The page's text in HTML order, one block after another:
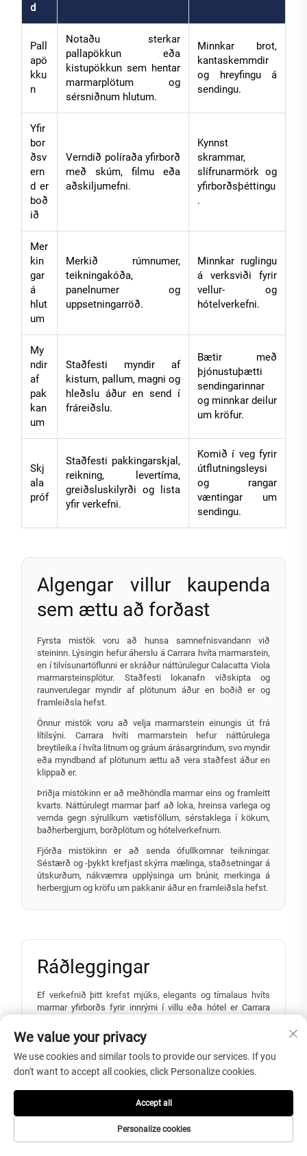
d
Pall
apö
kku
n
Notaðu sterkar
pallapökkun eða
kistupökkun sem hentar
marmarplötum og
sérsniðnum hlutum.
Minnkar brot,
kantaskemmdir
og hreyfingu á
sendingu.
Yfir
bor
ðsv
ern
d er
boð
ið
Verndið políraða yfirborð
með skúm, filmu eða
aðskiljumefni.
Kynnst
skrammar,
slífrunarmörk og
yfirborðsþéttingu
.
Mer
kin
gar
á
hlut
um
Merkið rúmnumer,
teikningakóða,
panelnumer og
uppsetningarröð.
Minnkar ruglingu
á verksviði fyrir
vellur- og
hótelverkefni.
My
ndir
af
pak
kan
um
Staðfesti myndir af
kistum, pallum, magni og
hleðslu áður en send í
fráreiðslu.
Bætir með
þjónustuþætti
sendingarinnar
og minnkar deilur
um kröfur.
Skj
ala
próf
Staðfesti pakkingarskjal,
reikning, levertíma,
greiðsluskilyrði og lista
yfir verkefni.
Komið í veg fyrir
útflutningsleysi
og rangar
væntingar um
sendingu.
Algengar villur kaupenda
sem ættu að forðast
Fyrsta mistök voru að hunsa samnefnisvandann við
steininn. Lýsingin hefur áherslu á Carrara hvíta marmarstein,
en í tilvísunartöflunni er skráður náttúrulegur Calacatta Viola
marmarsteinsplötur. Staðfesti lokanafn viðskipta og
raunverulegar myndir af plötunum áður en boðið er og
framleiðsla hefst.
Önnur mistök voru að velja marmarstein einungis út frá
lítilsýni. Carrara hvíti marmarstein hefur náttúrulega
breytileika í hvíta litnum og gráum árásargrindum, svo myndir
eða myndband af plötunum ættu að vera staðfest áður en
klippað er.
Þriðja mistökinn er að meðhöndla marmar eins og framleitt
kvarts. Náttúrulegt marmar þarf að loka, hreinsa varlega og
vernda gegn sýrulíkum vætisföllum, sérstaklega í kökum,
baðherbergjum, borðplötum og hótelverkefnum.
Fjórða mistökinn er að senda ófullkomnar teikningar.
Séstærð og -þykkt krefjast skýrra mælinga, staðsetningar á
útskurðum, nákvæmra upplýsinga um brúnir, merkinga á
herbergjum og kröfu um pakkanir áður en framleiðsla hefst.
Ráðleggingar
Ef verkefnið þitt krefst mjúks, elegants og tímalaus hvíts
marmar yfirborðs fyrir innrými í villu eða hótel er Carrara
fyrir veggja, gólfa, baðherbergjaskálir, eldstæði, stiga,
borðplötur, gluggasillar og dekoratíva ramma.
Ef verkefnið þitt krefst sterks dramatísks móts, berðu
saman Panda White Marble. Ef verkefnið þitt krefst lægra
viðhalds og endurteknar samræmis í pultum, berðu saman
hvítt kvarts. Ef verkefnið þitt krefst klassísks útlits
náttúrulegs marmars með jafnvægi á kostnaði, fegurð og
hönnunarfleksibiliteti, er Carrara White Marble samt sterk
We value your privacy
We use cookies and similar tools to provide our services. If you
don't want to accept all cookies, click Personalize cookies.
Personalize cookies
Accept all